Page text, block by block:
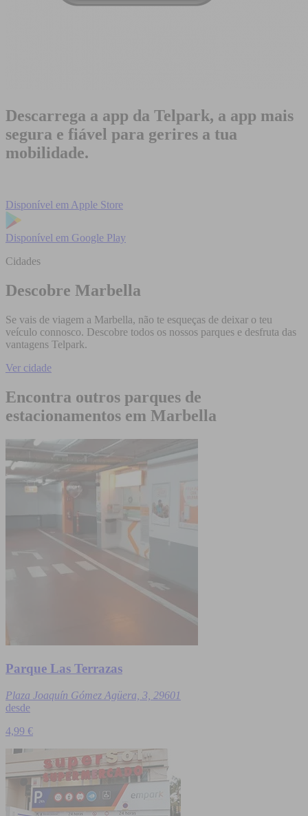
Descarrega a app da Telpark, a app mais
segura e fiável para gerires a tua
mobilidade.
Disponível em Apple Store
Disponível em Google Play
Cidades
Descobre Marbella
Se vais de viagem a Marbella, não te esqueças de deixar o teu
veículo connosco. Descobre todos os nossos parques e desfruta das
vantagens Telpark.
Ver cidade
Encontra outros parques de
estacionamentos em Marbella
Parque Las Terrazas
Plaza Joaquín Gómez Agüera, 3, 29601
desde
4,99 €